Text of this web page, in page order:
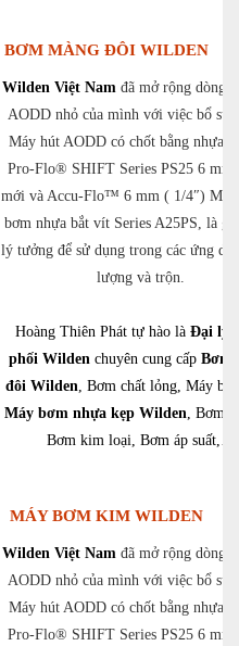
BƠM MÀNG ĐÔI WILDEN
Wilden Việt Namđã mở rộng dòng
AODD nhỏ của mình với việc bổ
Máy hút AODD có chốt bằng nhựa
Pro-Flo® SHIFT Series PS25 6 mm
mới và Accu-Flo™ 6 mm ( 1/4″)
bơm nhựa bắt vít Series A25PS, là
lý tưởng để sử dụng trong các ứng
lượng và trộn.
Hoàng Thiên Phát tự hào là Đại lý
phối Wildenchuyên cung cấp Bơm
đôi Wilden, Bơm chất lỏng, Máy
Máy bơm nhựa kẹp Wilden, Bơm
Bơm kim loại, Bơm áp suất,…
MÁY BƠM KIM WILDEN
Wilden Việt Namđã mở rộng dòng
AODD nhỏ của mình với việc bổ
Máy hút AODD có chốt bằng nhựa
Pro-Flo® SHIFT Series PS25 6 mm